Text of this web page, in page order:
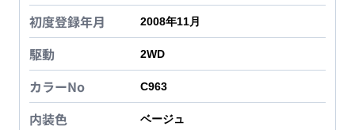
初度登録年月 2008年11月
駆動 2WD
カラーNo C963
内装色 ベージュ